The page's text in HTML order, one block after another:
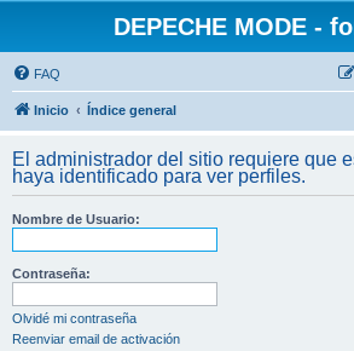
DEPECHE MODE -
FAQ
Inicio Índice general
El administrador del sitio requiere que
haya identificado para ver perfiles.
Nombre de Usuario:
Contraseña:
Olvidé mi contraseña
Reenviar email de activación